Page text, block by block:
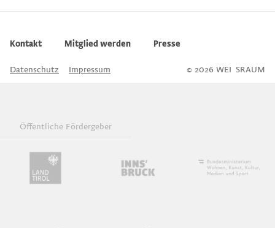
Kontakt Mitglied werden Presse
Datenschutz Impressum © 2026 WEI SRAUM
Öffentliche Fördergeber